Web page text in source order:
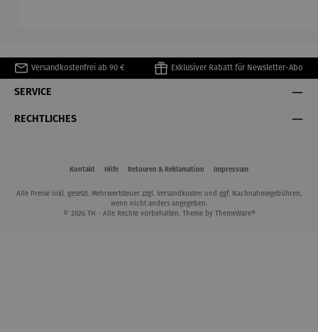
Versandkostenfrei ab 90 € Exklusiver Rabatt für Newsletter-Abo
SERVICE
RECHTLICHES
Kontakt Hilfe Retouren & Reklamation Impressum
Alle Preise inkl. gesetzl. Mehrwertsteuer zzgl. Versandkosten und ggf. Nachnahmegebühren,
wenn nicht anders angegeben.
© 2026 TH - Alle Rechte vorbehalten. Theme by ThemeWare®